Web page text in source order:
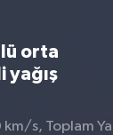
orta
yağış
s, Toplam